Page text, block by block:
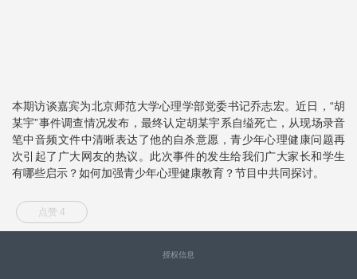
本期访谈嘉宾为北京师范大学心理学部党委书记乔志宏。近日，“胡
某宇”事件调查情况发布，最终认定胡某宇系自缢死亡，从现场录音
笔中音频文件中清晰表达了他的自杀意愿，青少年心理健康问题再
次引起了广大网友的热议。此次事件的发生给我们广大家长和学生
有哪些启示？如何加强青少年心理健康教育？节目中共同探讨。
点赞 4
授权信息